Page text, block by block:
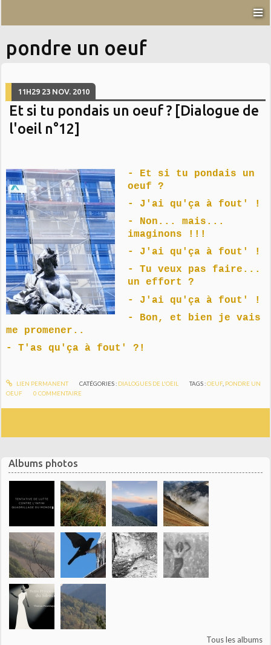
Albums photos
Tous les albums
pondre un oeuf
11H29 23 NOV. 2010
Et si tu pondais un oeuf ? [Dialogue de
l'oeil n°12]
- Et si tu pondais un
oeuf ?
- J'ai qu'ça à fout' !
- Non... mais...
imaginons !!!
- J'ai qu'ça à fout' !
- Tu veux pas faire...
un effort ?
- J'ai qu'ça à fout' !
- Bon, et bien je vais
me promener..
- T'as qu'ça à fout' ?!
LIEN PERMANENT CATÉGORIES : DIALOGUES DE L'OEIL TAGS :OEUF, PONDRE UN
OEUF
0 COMMENTAIRE